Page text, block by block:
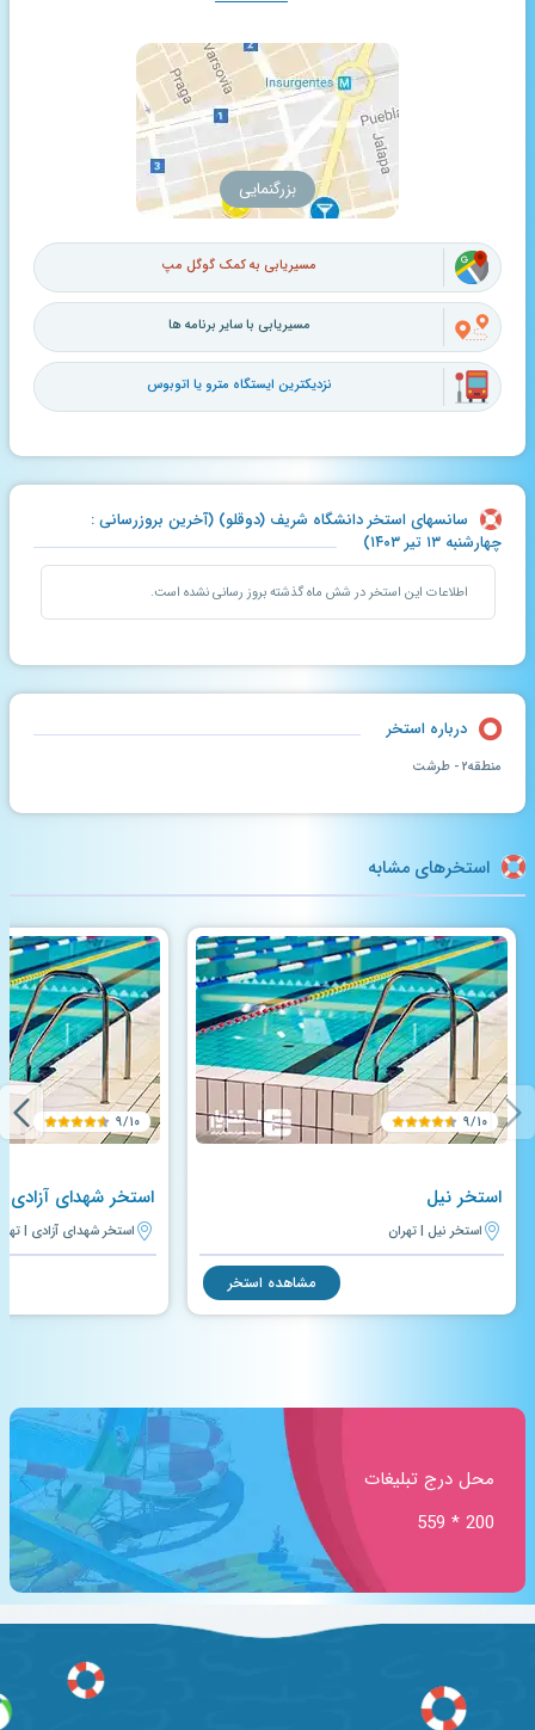
بزرگنمایی
مسیریابی به کمک گوگل مپ
مسیریابی با سایر برنامه ها
نزدیکترین ایستگاه مترو یا اتوبوس
سانسهای استخر دانشگاه شریف (دوقلو) (آخرین بروزرسانی :
چهارشنبه ۱۳ تیر ۱۴۰۳)
اطلاعات این استخر در شش ماه گذشته بروز رسانی نشده است.
درباره استخر
منطقه۲ - طرشت
استخرهای مشابه
۹/۱۰
استخر نیل
استخر نیل | تهران
مشاهده استخر
۹/۱۰
استخر شهدای آزادی
استخر شهدای آزادی |
محل درج تبلیغات
200 * 559